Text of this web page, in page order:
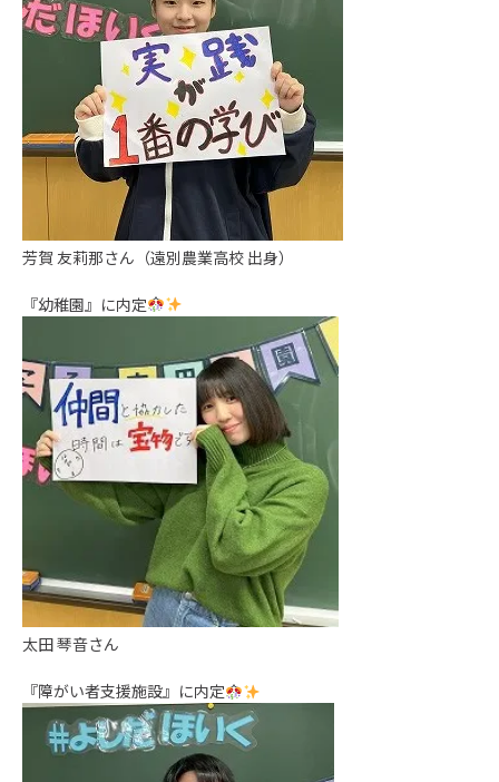
芳賀 友莉那さん（遠別農業高校 出身）
『幼稚園』に内定
太田 琴音さん
『障がい者支援施設』に内定